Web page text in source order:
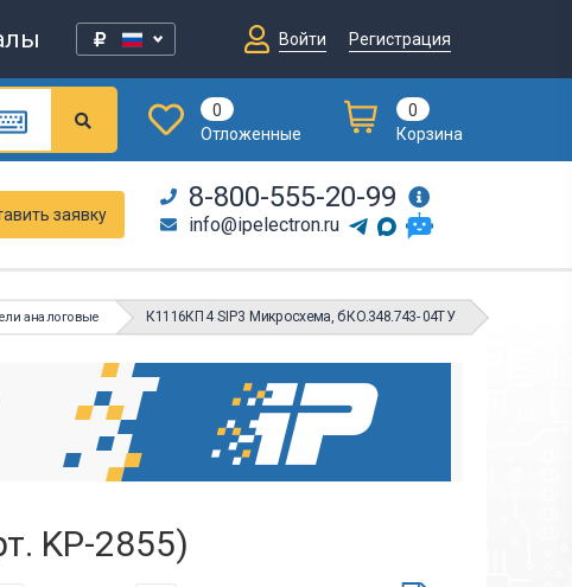
Войти Регистрация
0
Отложенные
0
Корзина
заявку
8-800-555-20-99
info@ipelectron.ru
аналоговые К1116КП4 SIP3 Микросхема, бКО.348.743-04ТУ
KP-2855)